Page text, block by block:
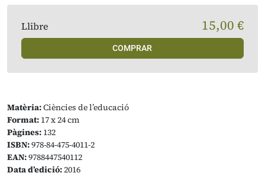
Matèria:Ciències de l’educació
Format: 17 x 24 cm
Pàgines: 132
ISBN:978-84-475-4011-2
EAN:9788447540112
Data d’edició:2016
Llibre 15,00 €
COMPRAR